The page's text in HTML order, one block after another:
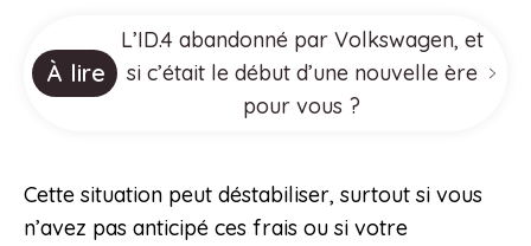
À lire
L’ID.4 abandonné par Volkswagen, et
si c’était le début d’une nouvelle ère
pour vous ?
Cette situation peut déstabiliser, surtout si vous
n’avez pas anticipé ces frais ou si votre